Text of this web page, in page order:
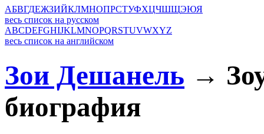
АБВГДЕЖЗИЙКЛМНОПРСТУФХЦЧШЩЭЮЯ
весь список на русском
ABCDEFGHIJKLMNOPQRSTUVWXYZ
весь список на английском
Зои Дешанель →
биография